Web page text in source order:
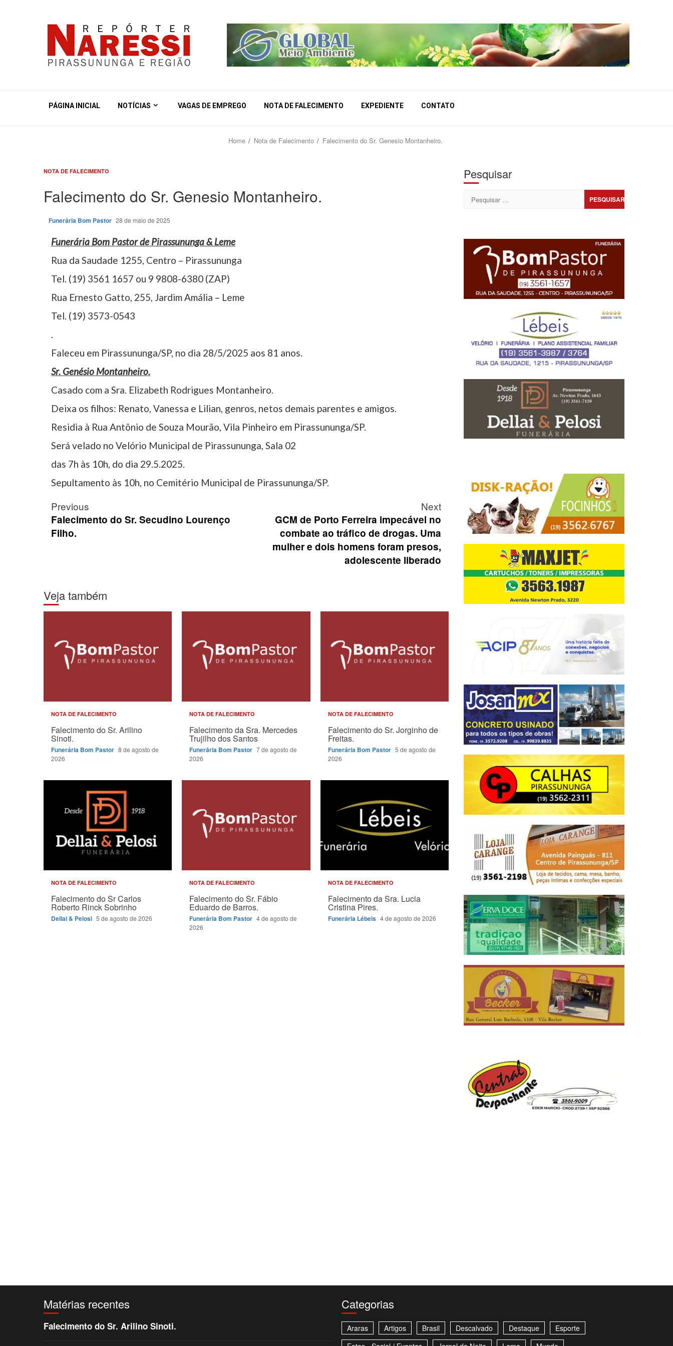
PÁGINA INICIAL NOTÍCIAS VAGAS DE EMPREGO NOTA DE FALECIMENTO EXPEDIENTE CONTATO
Home Nota de Falecimento Falecimento do Sr. Genesio Montanheiro.
NOTA DE FALECIMENTO
Falecimento do Sr. Genesio Montanheiro.
Funerária Bom Pastor 28 de maio de 2025
Funerária Bom Pastor de Pirassununga & Leme
Rua da Saudade 1255, Centro – Pirassununga
Tel. (19) 3561 1657 ou 9 9808-6380 (ZAP)
Rua Ernesto Gatto, 255, Jardim Amália – Leme
Tel. (19) 3573-0543
.
Faleceu em Pirassununga/SP, no dia 28/5/2025 aos 81 anos.
Sr. Genésio Montanheiro.
Casado com a Sra. Elizabeth Rodrigues Montanheiro.
Deixa os filhos: Renato, Vanessa e Lilian, genros, netos demais parentes e amigos.
Residia à Rua Antônio de Souza Mourão, Vila Pinheiro em Pirassununga/SP.
Será velado no Velório Municipal de Pirassununga, Sala 02
das 7h às 10h, do dia 29.5.2025.
Sepultamento às 10h, no Cemitério Municipal de Pirassununga/SP.
Post
navigation
Previous
Falecimento do Sr. Secudino Lourenço
Filho.
Next
GCM de Porto Ferreira impecável no
combate ao tráfico de drogas. Uma
mulher e dois homens foram presos,
adolescente liberado
Veja também
NOTA DE FALECIMENTO
Falecimento do Sr. Arilino
Sinoti.
Funerária Bom Pastor 8 de agosto de
2026
NOTA DE FALECIMENTO
Falecimento da Sra. Mercedes
Trujilho dos Santos
Funerária Bom Pastor 7 de agosto de
2026
NOTA DE FALECIMENTO
Falecimento do Sr. Jorginho de
Freitas.
Funerária Bom Pastor 5 de agosto de
2026
NOTA DE FALECIMENTO
Falecimento do Sr Carlos
Roberto Rinck Sobrinho
Dellai & Pelosi 5 de agosto de 2026
NOTA DE FALECIMENTO
Falecimento do Sr. Fábio
Eduardo de Barros.
Funerária Bom Pastor 4 de agosto de
2026
NOTA DE FALECIMENTO
Falecimento da Sra. Lucia
Cristina Pires.
Funerária Lébeis 4 de agosto de 2026
Pesquisar
Pesquisar
Matérias recentes
Falecimento do Sr. Arilino Sinoti.
Categorias
Araras Artigos Brasil Descalvado Destaque
Esporte